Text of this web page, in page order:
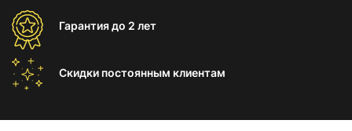
Гарантиядо 2 лет
Скидки постоянным клиентам